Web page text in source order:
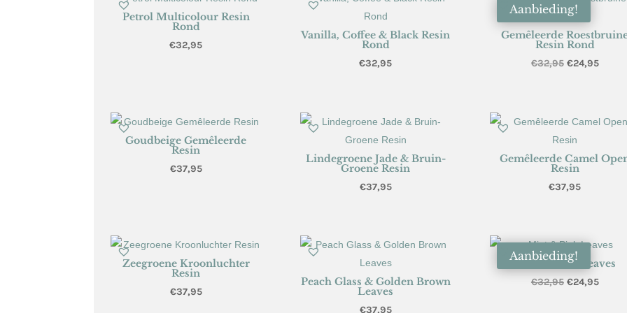
Petrol Multicolour Resin
Rond
€32,95
Vanilla, Coffee & Black Resin
Rond
€32,95
Aanbieding!
Gemêleerde
Resin Rond
€32,95
€32,95.
€24,95
€24,95.
Goudbeige Gemêleerde
Resin
€37,95
Lindegroene Jade & Bruin-
Groene Resin
€37,95
Gemêleerde Camel
Resin
€37,95
Zeegroene Kroonluchter
Resin
€37,95
Peach Glass & Golden Brown
Leaves
€37,95
Aanbieding!
Mint & Pink Leaves
€32,95 €24,95